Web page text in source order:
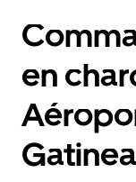
en